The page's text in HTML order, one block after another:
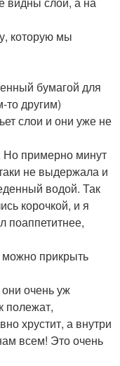
которую мы
бумагой для
другим)
слои и они уже не
Но примерно минут
не выдержала и
водой. Так
корочкой, и я
поаппетитнее,
прикрыть
они очень уж
полежат,
хрустит, а внутри
всем! Это очень